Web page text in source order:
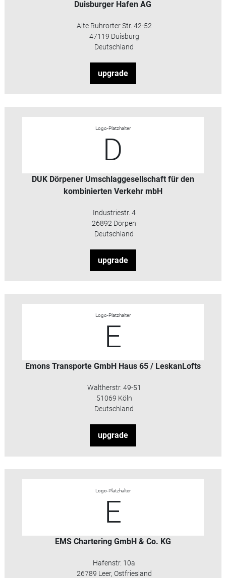
Duisburger Hafen AG
Alte Ruhrorter Str. 42-52
47119 Duisburg
Deutschland
upgrade
Logo-Platzhalter
D
DUK Dörpener Umschlaggesellschaft für den
kombinierten Verkehr mbH
Industriestr. 4
26892 Dörpen
Deutschland
upgrade
Logo-Platzhalter
E
Emons Transporte GmbH Haus 65 / LeskanLofts
Waltherstr. 49-51
51069 Köln
Deutschland
upgrade
Logo-Platzhalter
E
EMS Chartering GmbH & Co. KG
Hafenstr. 10a
26789 Leer, Ostfriesland